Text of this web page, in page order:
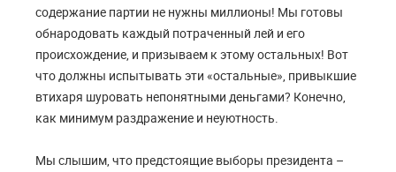
содержание партии не нужны миллионы! Мы готовы
обнародовать каждый потраченный лей и его
происхождение, и призываем к этому остальных! Вот
что должны испытывать эти «остальные», привыкшие
втихаря шуровать непонятными деньгами? Конечно,
как минимум раздражение и неуютность.
Мы слышим, что предстоящие выборы президента –